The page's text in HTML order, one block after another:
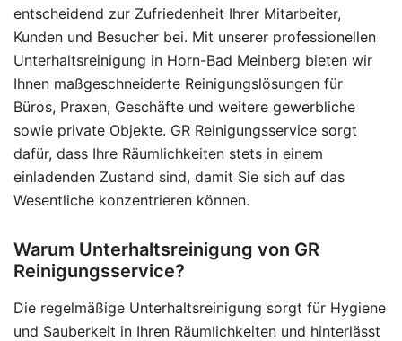
entscheidend zur Zufriedenheit Ihrer Mitarbeiter,
Kunden und Besucher bei. Mit unserer professionellen
Unterhaltsreinigung in Horn-Bad Meinberg bieten wir
Ihnen maßgeschneiderte Reinigungslösungen für
Büros, Praxen, Geschäfte und weitere gewerbliche
sowie private Objekte. GR Reinigungsservice sorgt
dafür, dass Ihre Räumlichkeiten stets in einem
einladenden Zustand sind, damit Sie sich auf das
Wesentliche konzentrieren können.
Warum Unterhaltsreinigung von GR
Reinigungsservice?
Die regelmäßige Unterhaltsreinigung sorgt für Hygiene
und Sauberkeit in Ihren Räumlichkeiten und hinterlässt